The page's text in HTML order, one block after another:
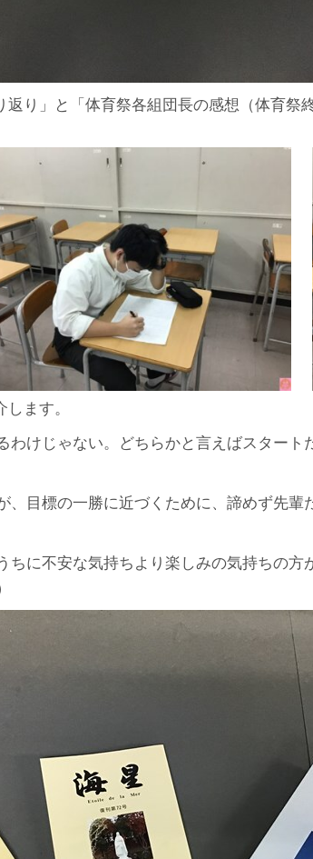
り」と「体育祭各組団長の感想（体育祭
ます。
わけじゃない。どちらかと言えばスター
目標の一勝に近づくために、諦めず先輩
ちに不安な気持ちより楽しみの気持ちの